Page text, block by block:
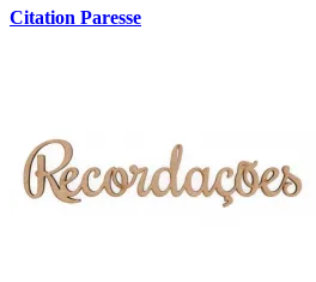
Citation Paresse